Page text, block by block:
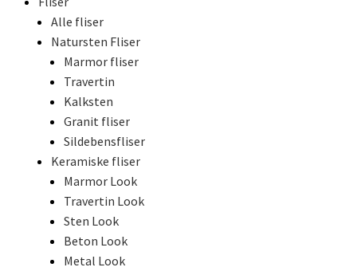
Alle fliser
Natursten Fliser
Marmor fliser
Travertin
Kalksten
Granit fliser
Sildebensfliser
Keramiske fliser
Marmor Look
Travertin Look
Sten Look
Beton Look
Metal Look